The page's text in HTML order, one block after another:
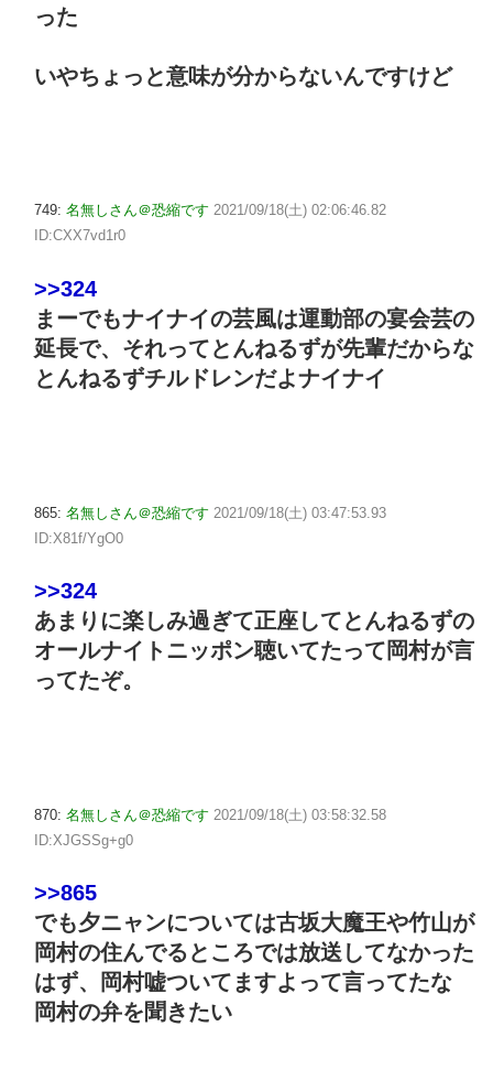
った
いやちょっと意味が分からないんですけど
749: 名無しさん＠恐縮です 2021/09/18(土) 02:06:46.82
ID:CXX7vd1r0
>>324
まーでもナイナイの芸風は運動部の宴会芸の
延長で、それってとんねるずが先輩だからな
とんねるずチルドレンだよナイナイ
865: 名無しさん＠恐縮です 2021/09/18(土) 03:47:53.93
ID:X81f/YgO0
>>324
あまりに楽しみ過ぎて正座してとんねるずの
オールナイトニッポン聴いてたって岡村が言
ってたぞ。
870: 名無しさん＠恐縮です 2021/09/18(土) 03:58:32.58
ID:XJGSSg+g0
>>865
でも夕ニャンについては古坂大魔王や竹山が
岡村の住んでるところでは放送してなかった
はず、岡村嘘ついてますよって言ってたな
岡村の弁を聞きたい